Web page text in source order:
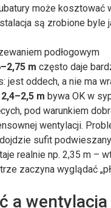
może kosztować
są zrobione byle
podłogowym
m często daje
jest oddech, a nie ma
2,4–2,5 m bywa OK w
pod warunkiem
wentylacji.
sufit podwieszany
realnie np. 2,35 m –
zaczyna wyglądać
a wentylacja